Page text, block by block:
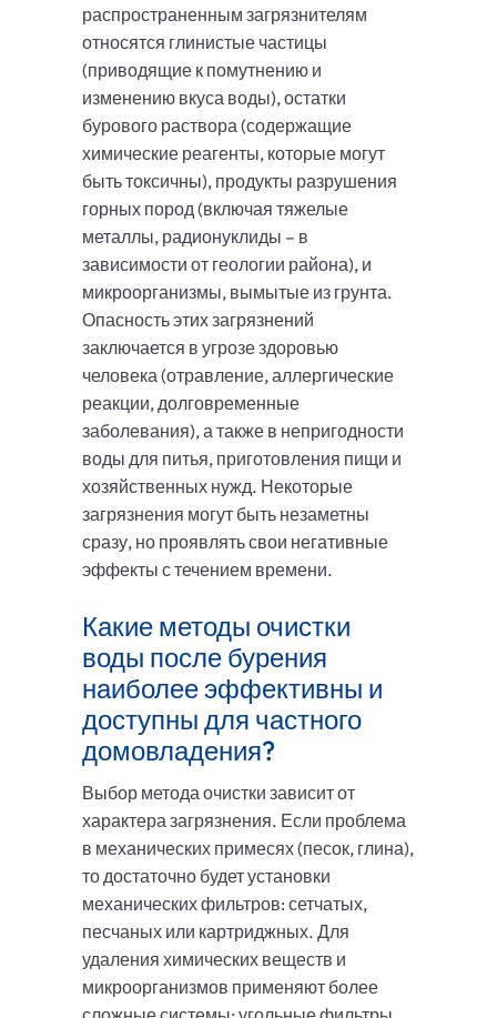
распространенным загрязнителям
относятся глинистые частицы
(приводящие к помутнению и
изменению вкуса воды), остатки
бурового раствора (содержащие
химические реагенты, которые могут
быть токсичны), продукты разрушения
горных пород (включая тяжелые
металлы, радионуклиды – в
зависимости от геологии района), и
микроорганизмы, вымытые из грунта.
Опасность этих загрязнений
заключается в угрозе здоровью
человека (отравление, аллергические
реакции, долговременные
заболевания), а также в непригодности
воды для питья, приготовления пищи и
хозяйственных нужд. Некоторые
загрязнения могут быть незаметны
сразу, но проявлять свои негативные
эффекты с течением времени.
Какие методы очистки
воды после бурения
наиболее эффективны и
доступны для частного
домовладения?
Выбор метода очистки зависит от
характера загрязнения. Если проблема
в механических примесях (песок, глина),
то достаточно будет установки
механических фильтров: сетчатых,
песчаных или картриджных. Для
удаления химических веществ и
микроорганизмов применяют более